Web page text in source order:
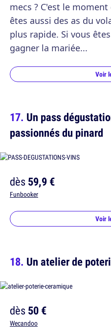
mecs ? C'est le
êtes aussi des as du
plus rapide. Si vous
gagner la mariée...
Voir
Un pass
passionnés du pinard
dès59,9 €
Funbooker
Voir
Un atelier de
dès50 €
Wecandoo